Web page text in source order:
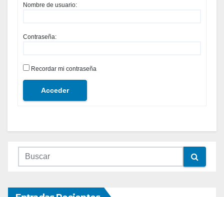
Nombre de usuario:
Contraseña:
Recordar mi contraseña
Acceder